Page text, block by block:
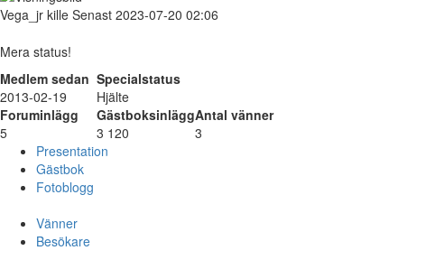
Vega_jr kille Senast 2023-07-20 02:06
Mera status!
Medlem sedan Specialstatus
2013-02-19
Hjälte
Foruminlägg
GästboksinläggAntal vänner
5
3 120
3
Presentation
Gästbok
Fotoblogg
Vänner
Besökare